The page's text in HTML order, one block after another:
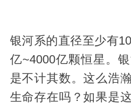
银河系的直径至少有
亿~4000亿颗恒星。
是不计其数。这么浩
生命存在吗？如果是